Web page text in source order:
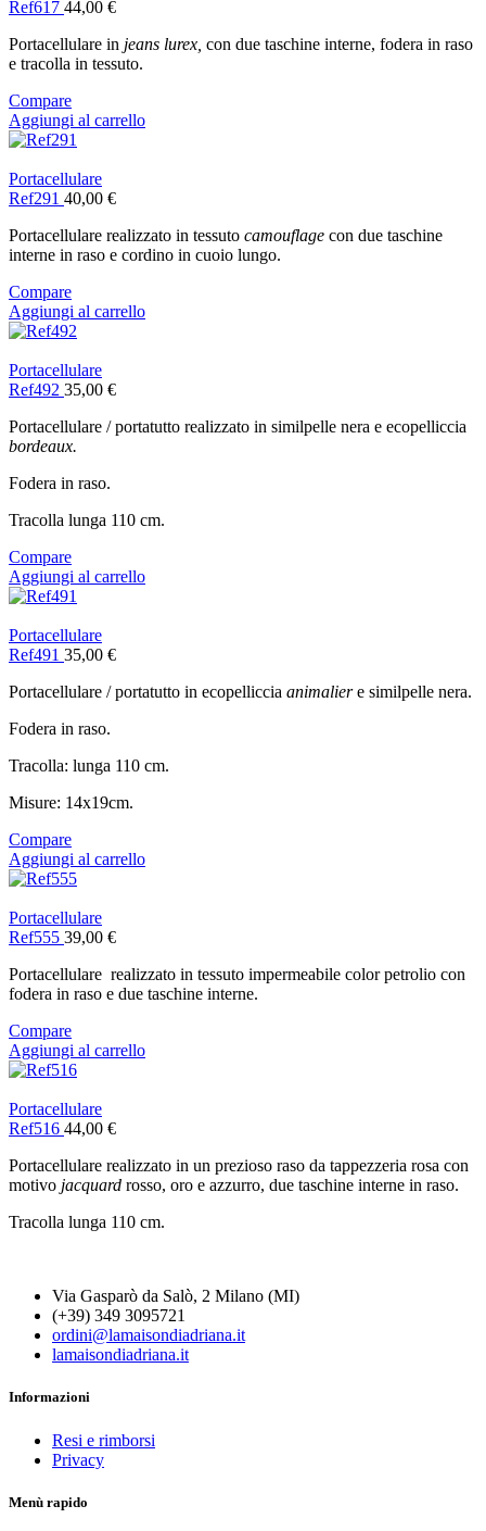
Ref617 44,00 €
Portacellulare in jeans lurex, con due taschine interne, fodera in raso
e tracolla in tessuto.
Compare
Aggiungi al carrello
Portacellulare
Ref291 40,00 €
Portacellulare realizzato in tessuto camouflage con due taschine
interne in raso e cordino in cuoio lungo.
Compare
Aggiungi al carrello
Portacellulare
Ref492 35,00 €
Portacellulare / portatutto realizzato in similpelle nera e ecopelliccia
bordeaux.
Fodera in raso.
Tracolla lunga 110 cm.
Compare
Aggiungi al carrello
Portacellulare
Ref491 35,00 €
Portacellulare / portatutto in ecopelliccia animaliere similpelle nera.
Fodera in raso.
Tracolla: lunga 110 cm.
Misure: 14x19cm.
Compare
Aggiungi al carrello
Portacellulare
Ref555 39,00 €
Portacellulare realizzato in tessuto impermeabile color petrolio con
fodera in raso e due taschine interne.
Compare
Aggiungi al carrello
Portacellulare
Ref516 44,00 €
Portacellulare realizzato in un prezioso raso da tappezzeria rosa con
motivo jacquard rosso, oro e azzurro, due taschine interne in raso.
Tracolla lunga 110 cm.
Via Gasparò da Salò, 2 Milano (MI)
(+39) 349 3095721
ordini@lamaisondiadriana.it
lamaisondiadriana.it
Informazioni
Resi e rimborsi
Privacy
Menù rapido